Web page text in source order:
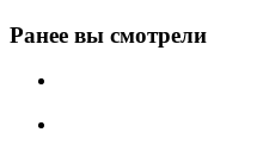
Ранее вы смотрели